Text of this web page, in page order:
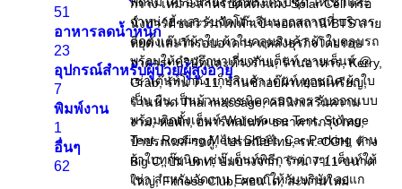
กว้าง เหมาะสำหรับติดตั้งแผง Solar Cell หรือ
นั่งปาร์ตี้ชมวิวรถไฟฟ้าเข้าจอดสถานี BTS สาย
หยุด และวิวรอบอาคาร แหล่งธุรกิจโดยรอบ
อาคาร• บริษัทและห้างร้าน, ร้านอาหาร, Kerry,
Grab, ร้าน 7-11, ร้านซักอบผ้าหยอดเหรียญ,
ร้านนวด Thai massage, คลินิกเสริมความ
งาม, หอพัก, อพาร์ทเม้นท์• ธนาคารกรุงไทย,
ป้ายรถเมล์-รถตู้, ไปรษณีย์ไทย, รพ. CGH, ห้าง
Big C, ปั๊ม ปตท, ปั๊มบางจาก, ร้าน 7-11 ขนาด
ใหญ่, Fitness Club, คอนโด, สะพานใหม่
51
อาหารลดน้ำหนัก
23
อุปกรณ์สำหรับผู้ป่วย/ผู้สูงอายุ
7
พิมพ์งาน
1
อื่นๆ
62